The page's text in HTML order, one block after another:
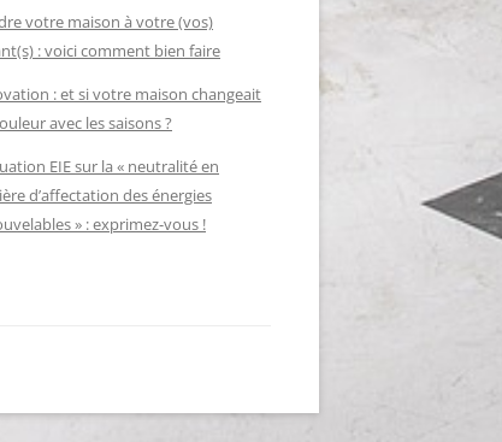
votre maison à votre (vos)
: voici comment bien faire
: et si votre maison changeait
avec les saisons ?
EIE sur la « neutralité en
d’affectation des énergies
» : exprimez-vous !